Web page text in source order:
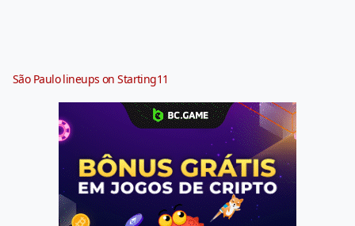
São Paulo lineups on Starting11